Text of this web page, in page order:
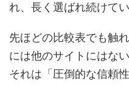
れ、長く選ばれ続けて
先ほどの比較表でも触
には他のサイトにはな
それは「圧倒的な信頼